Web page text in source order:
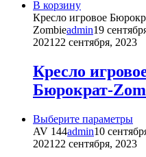
В корзину
Кресло игровое
Zombieadmin19
2021 22 сентября, 2023
Кресло
Бюрократ-
Выберите параметры
AV 144admin10
2021 22 сентября, 2023